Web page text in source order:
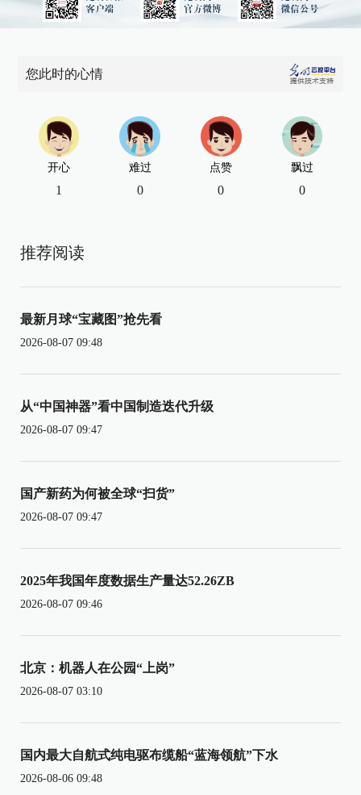
您此时的心情
开心
1
难过
0
点赞
0
飘过
0
推荐阅读
最新月球“宝藏图”抢先看
2026-08-07 09:48
从“中国神器”看中国制造迭代升级
2026-08-07 09:47
国产新药为何被全球“扫货”
2026-08-07 09:47
2025年我国年度数据生产量达52.26ZB
2026-08-07 09:46
北京：机器人在公园“上岗”
2026-08-07 03:10
国内最大自航式纯电驱布缆船“蓝海领航”下水
2026-08-06 09:48